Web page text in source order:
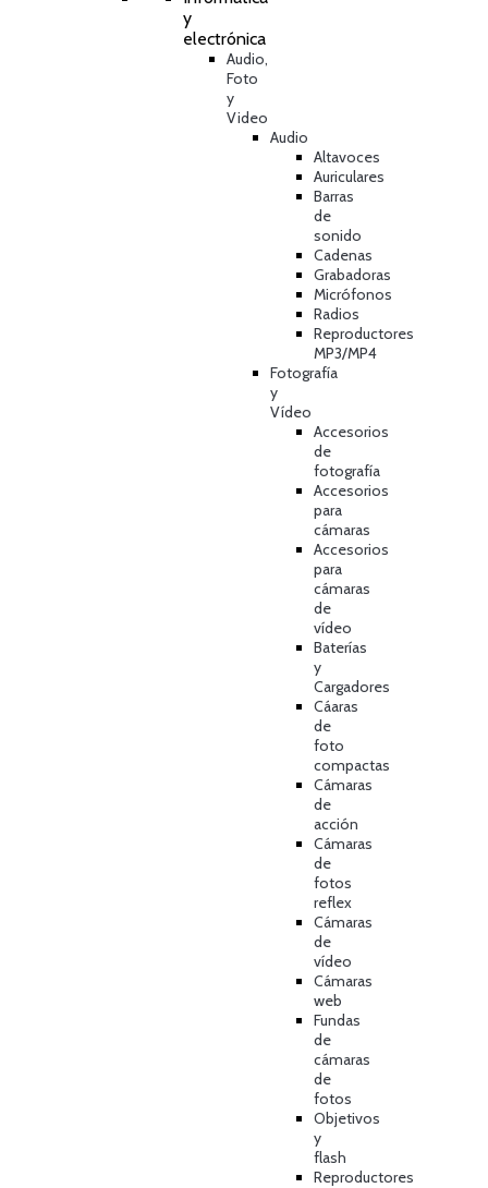
y
electrónica
Audio,
Foto
y
Video
Audio
Altavoces
Auriculares
Barras
de
sonido
Cadenas
Grabadoras
Micrófonos
Radios
Reproductores
MP3/MP4
Fotografía
y
Vídeo
Accesorios
de
fotografía
Accesorios
para
cámaras
Accesorios
para
cámaras
de
vídeo
Baterías
y
Cargadores
Cáaras
de
foto
compactas
Cámaras
de
acción
Cámaras
de
fotos
reflex
Cámaras
de
vídeo
Cámaras
web
Fundas
de
cámaras
de
fotos
Objetivos
y
flash
Reproductores